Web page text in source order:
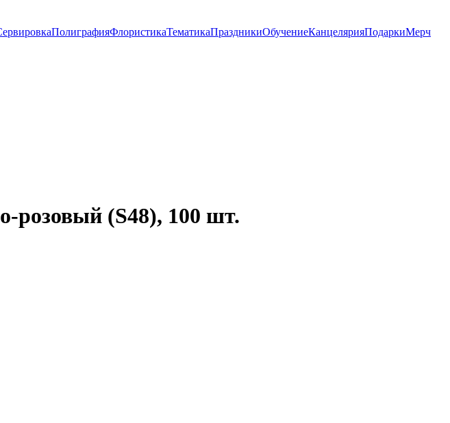
ПолиграфияФлористикаТематикаПраздникиОбучениеКанцелярияПодаркиМерч
(S48), 100 шт.